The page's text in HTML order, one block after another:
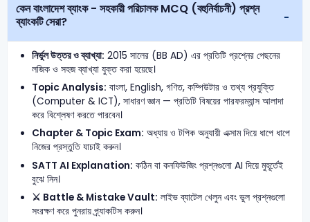
কেন বাংলাদেশ ব্যাংক - সহকারী পরিচালক MCQ (বহুনির্বাচনী) প্রশ্ন
ব্যাংকটি সেরা?
নির্ভুল উত্তর ও ব্যাখ্যা: 2015 সালের (BB AD) এর প্রতিটি প্রশ্নের পেছনের
লজিক ও সহজ ব্যাখ্যা যুক্ত করা হয়েছে।
Topic Analysis: বাংলা, English, গণিত, কম্পিউটার ও তথ্য প্রযুক্তি
(Computer & ICT), সাধারণ জ্ঞান — প্রতিটি বিষয়ের পারফরম্যান্স আলাদা
করে বিশ্লেষণ করতে পারবেন।
Chapter & Topic Exam: অধ্যায় ও টপিক অনুযায়ী এক্সাম দিয়ে ধাপে ধাপে
নিজের প্রস্তুতি যাচাই করুন।
SATT AI Explanation: কঠিন বা কনফিউজিং প্রশ্নগুলো AI দিয়ে মুহূর্তেই
বুঝে নিন।
⚔️ Battle & Mistake Vault: লাইভ ব্যাটেল খেলুন এবং ভুল প্রশ্নগুলো
সংরক্ষণ করে পুনরায় প্র্যাকটিস করুন।